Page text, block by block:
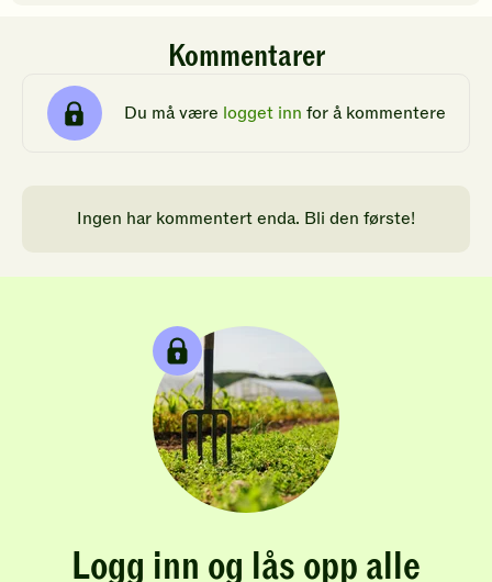
Kommentarer
Du må være logget inn for å kommentere
Ingen har kommentert enda. Bli den første!
Logg inn og lås opp alle